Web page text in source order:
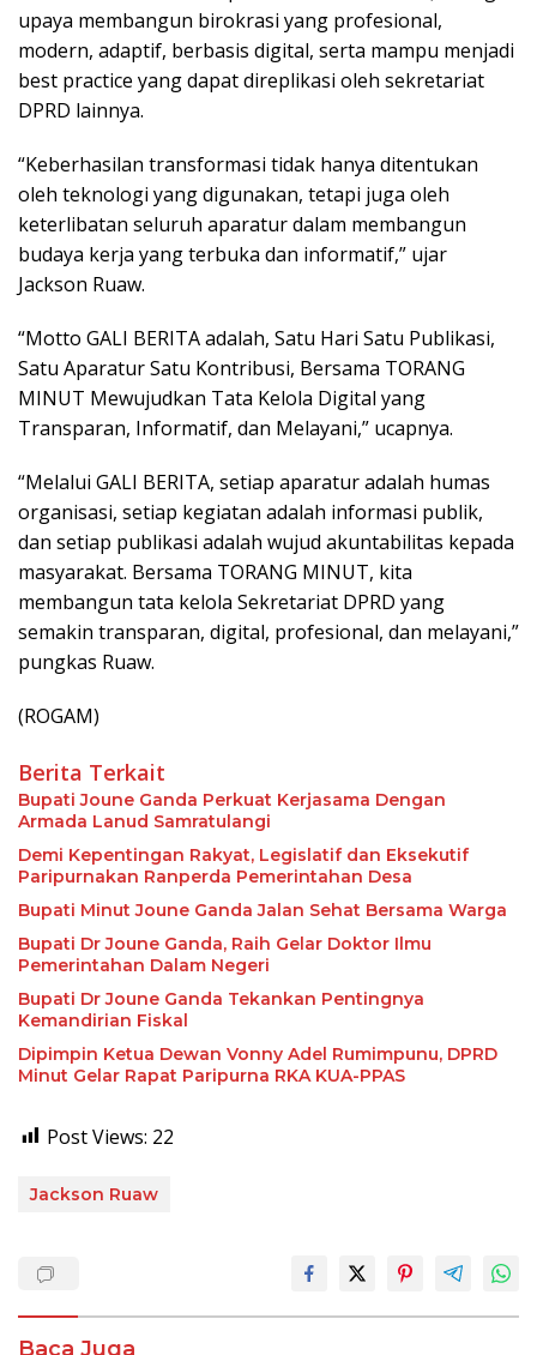
upaya membangun birokrasi yang profesional,
modern, adaptif, berbasis digital, serta mampu menjadi
best practice yang dapat direplikasi oleh sekretariat
DPRD lainnya.
“Keberhasilan transformasi tidak hanya ditentukan
oleh teknologi yang digunakan, tetapi juga oleh
keterlibatan seluruh aparatur dalam membangun
budaya kerja yang terbuka dan informatif,” ujar
Jackson Ruaw.
“Motto GALI BERITA adalah, Satu Hari Satu Publikasi,
Satu Aparatur Satu Kontribusi, Bersama TORANG
MINUT Mewujudkan Tata Kelola Digital yang
Transparan, Informatif, dan Melayani,” ucapnya.
“Melalui GALI BERITA, setiap aparatur adalah humas
organisasi, setiap kegiatan adalah informasi publik,
dan setiap publikasi adalah wujud akuntabilitas kepada
masyarakat. Bersama TORANG MINUT, kita
membangun tata kelola Sekretariat DPRD yang
semakin transparan, digital, profesional, dan melayani,”
pungkas Ruaw.
(ROGAM)
Berita Terkait
Bupati Joune Ganda Perkuat Kerjasama Dengan
Armada Lanud Samratulangi
Demi Kepentingan Rakyat, Legislatif dan Eksekutif
Paripurnakan Ranperda Pemerintahan Desa
Bupati Minut Joune Ganda Jalan Sehat Bersama Warga
Bupati Dr Joune Ganda, Raih Gelar Doktor Ilmu
Pemerintahan Dalam Negeri
Bupati Dr Joune Ganda Tekankan Pentingnya
Kemandirian Fiskal
Dipimpin Ketua Dewan Vonny Adel Rumimpunu, DPRD
Minut Gelar Rapat Paripurna RKA KUA-PPAS
Post Views: 22
Jackson Ruaw
Baca Juga